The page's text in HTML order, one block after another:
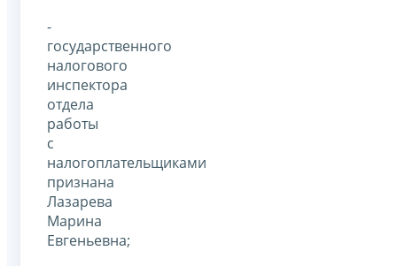
-
государственного
налогового
инспектора
отдела
работы
с
налогоплательщиками
признана
Лазарева
Марина
Евгеньевна;